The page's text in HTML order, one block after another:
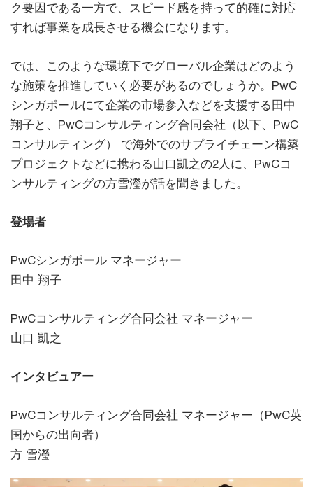
ク要因である一方で、スピード感を持って的確に対応
すれば事業を成長させる機会になります。
では、このような環境下でグローバル企業はどのよう
な施策を推進していく必要があるのでしょうか。PwC
シンガポールにて企業の市場参入などを支援する田中
翔子と、PwCコンサルティング合同会社（以下、PwC
コンサルティング） で海外でのサプライチェーン構築
プロジェクトなどに携わる山口凱之の2人に、PwCコ
ンサルティングの方雪瀅が話を聞きました。
登場者
PwCシンガポール マネージャー
田中 翔子
PwCコンサルティング合同会社 マネージャー
山口 凱之
インタビュアー
PwCコンサルティング合同会社 マネージャー（PwC英
国からの出向者）
方 雪瀅